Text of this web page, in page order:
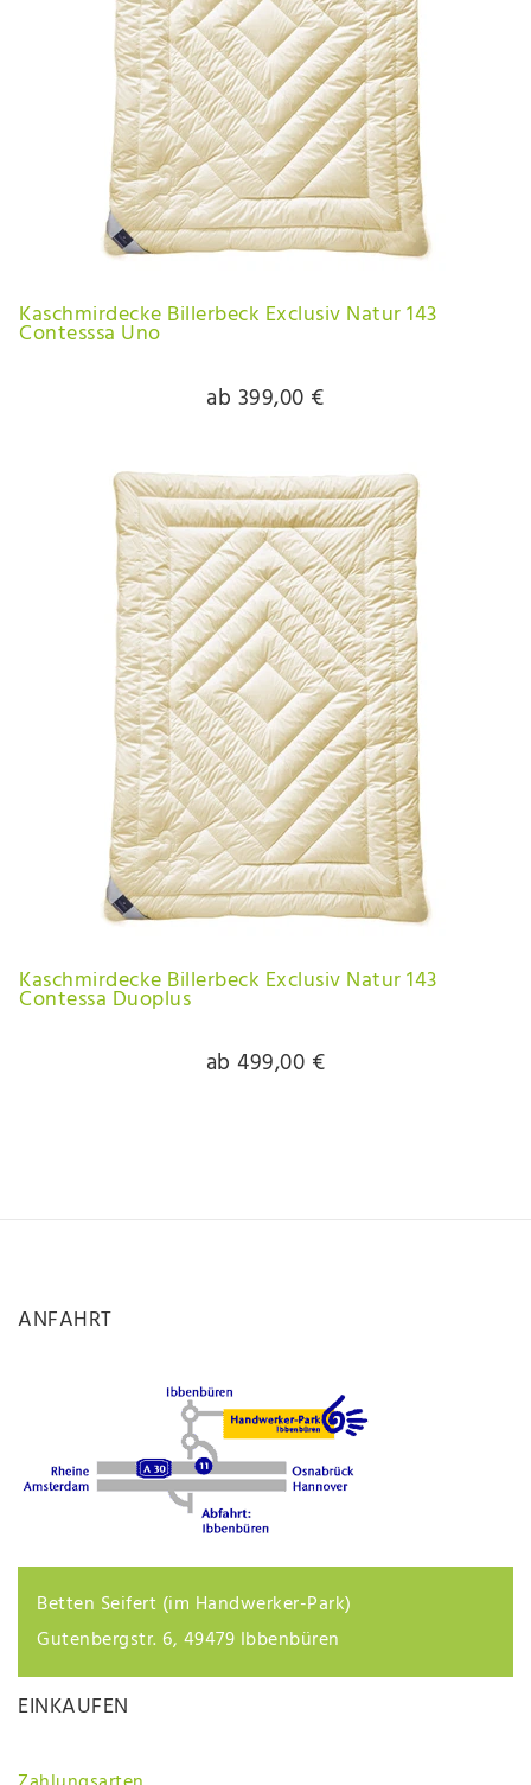
Kaschmirdecke Billerbeck Exclusiv Natur 143
Contesssa Uno
ab 399,00 €
Kaschmirdecke Billerbeck Exclusiv Natur 143
Contessa Duoplus
ab 499,00 €
ANFAHRT
Betten Seifert (im Handwerker-Park)
Gutenbergstr. 6, 49479 Ibbenbüren
EINKAUFEN